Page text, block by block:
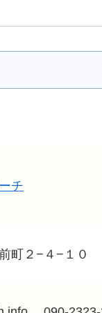
チ
町２−４−１０